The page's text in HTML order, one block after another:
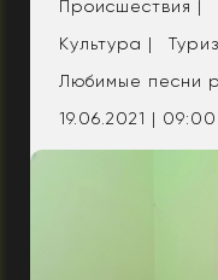
Происшествия |
Культура |
Любимые песни
19.06.2021 | 09:00